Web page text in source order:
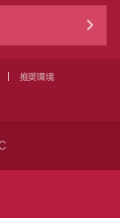
推奨環境